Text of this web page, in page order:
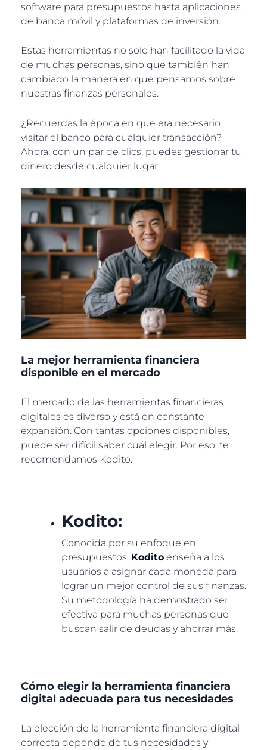
software para presupuestos hasta aplicaciones
de banca móvil y plataformas de inversión.
Estas herramientas no solo han facilitado la vida
de muchas personas, sino que también han
cambiado la manera en que pensamos sobre
nuestras finanzas personales.
¿Recuerdas la época en que era necesario
visitar el banco para cualquier transacción?
Ahora, con un par de clics, puedes gestionar tu
dinero desde cualquier lugar.
La mejor herramienta financiera
disponible en el mercado
El mercado de las herramientas financieras
digitales es diverso y está en constante
expansión. Con tantas opciones disponibles,
puede ser difícil saber cuál elegir. Por eso, te
recomendamos Kodito.
Kodito:
Conocida por su enfoque en
presupuestos, Kodito enseña a los
usuarios a asignar cada moneda para
lograr un mejor control de sus finanzas.
Su metodología ha demostrado ser
efectiva para muchas personas que
buscan salir de deudas y ahorrar más.
Cómo elegir la herramienta financiera
digital adecuada para tus necesidades
La elección de la herramienta financiera digital
correcta depende de tus necesidades y